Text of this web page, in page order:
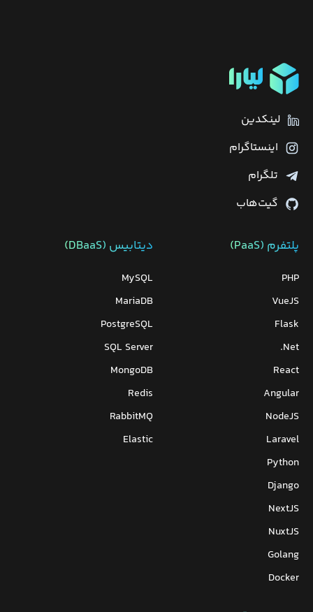
لینکدین
اینستاگرام
تلگرام
گیت‌هاب
پلتفرم (PaaS)
PHP
VueJS
Flask
Net.
React
Angular
NodeJS
Laravel
Python
Django
NextJS
NuxtJS
Golang
Docker
دیتابیس‌ (DBaaS)
MySQL
MariaDB
PostgreSQL
SQL Server
MongoDB
Redis
RabbitMQ
Elastic